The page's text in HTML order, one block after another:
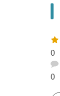
レ
ー
ト
：
0
口
コ
ミ
0